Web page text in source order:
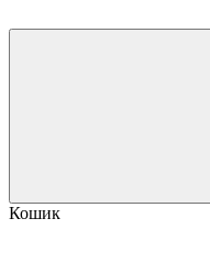
Кошик